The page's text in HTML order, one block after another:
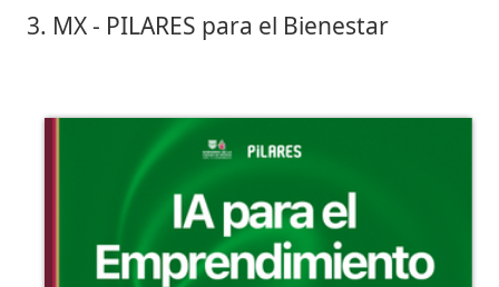
3. MX - PILARES para el Bienestar